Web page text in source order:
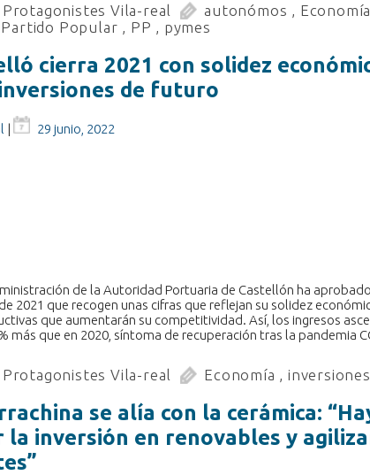
Protagonistes Vila-real autonómos , Economía
Partido Popular , PP , pymes
cierra 2021 con solidez
de futuro
| 29 junio, 2022
de la Autoridad Portuaria de Castellón ha
2021 que recogen unas cifras que reflejan su solidez
que aumentarán su competitividad. Así, los ingresos
más que en 2020, síntoma de recuperación tras la pandemia
Protagonistes Vila-real Economía ,inversiones
se alía con la cerámica:
la inversión en renovables y